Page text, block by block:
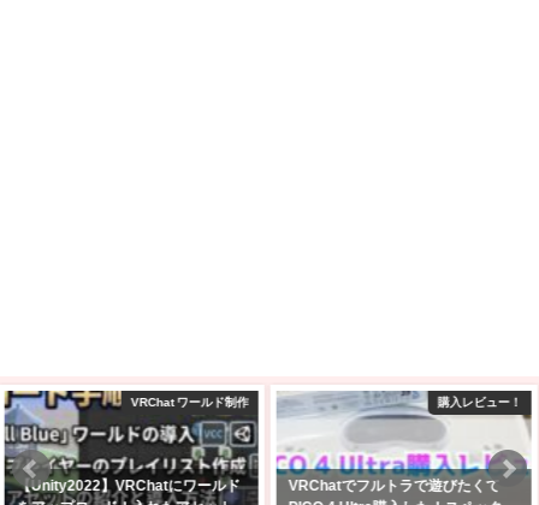
購入レビュー！
VRChatでフルトラで遊びたくて
VRChat景観
Quest単体でも大丈夫！VRChatを